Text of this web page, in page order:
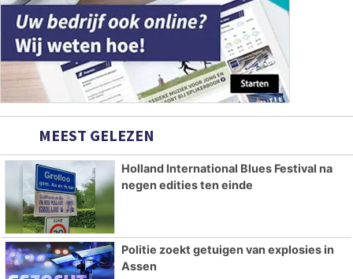
MEEST GELEZEN
Holland International Blues Festival na
negen edities ten einde
Politie zoekt getuigen van explosies in
Assen